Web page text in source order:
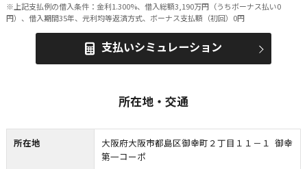
※上記支払例の借入条件：金利1.300%、借入総額3,190万円（うちボーナス払い0
円）、借入期間35年、元利均等返済方式、ボーナス支払額（初回）0円
支払いシミュレーション
所在地・交通
所在地
大阪府大阪市都島区御幸町２丁目１１－１ 御幸
第一コーポ